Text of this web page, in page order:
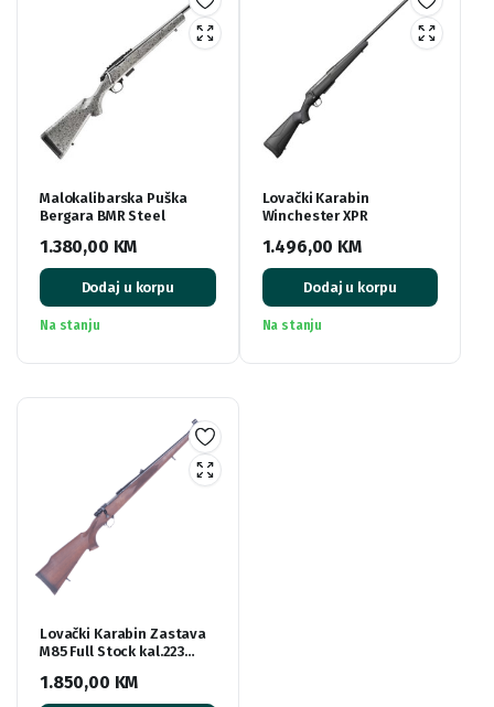
Malokalibarska Puška
Bergara BMR Steel
1.380,00 KM
Dodaj u korpu
Na stanju
Lovački Karabin
Winchester XPR
1.496,00 KM
Dodaj u korpu
Na stanju
Lovački Karabin Zastava
M85 Full Stock kal.223
1.850,00 KM